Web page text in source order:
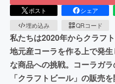
ポスト シェア
埋め込み
QRコード
私たちは2020年からクラフ
地元産コーラを作る上で発
な商品への挑戦。コーラガラ
「クラフトビール」の販売を